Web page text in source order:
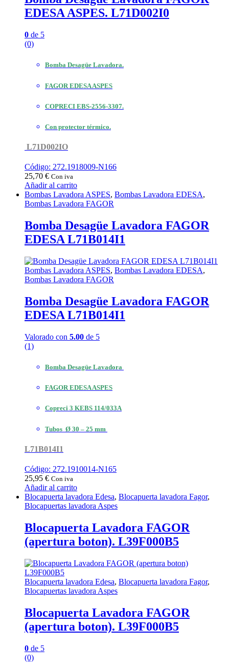
EDESA ASPES. L71D002I0
0 de 5
(0)
Bomba Desagüe Lavadora.
FAGOR EDESA ASPES
COPRECI EBS-2556-3307.
Con protector térmico.
L71D002IO
Código: 272.1918009-N166
25,70 € Con iva
Añadir al carrito
Bombas Lavadora ASPES, Bombas Lavadora EDESA,
Bombas Lavadora FAGOR
Bomba Desagüe Lavadora FAGOR
EDESA L71B014I1
Bombas Lavadora ASPES, Bombas Lavadora EDESA,
Bombas Lavadora FAGOR
Bomba Desagüe Lavadora FAGOR
EDESA L71B014I1
Valorado con 5.00 de 5
(1)
Bomba Desagüe Lavadora
FAGOR EDESA ASPES
Copreci 3 KEBS 114/033A
Tubos Ø 30 – 25 mm
L71B014I1
Código: 272.1910014-N165
25,95 € Con iva
Añadir al carrito
Blocapuerta lavadora Edesa, Blocapuerta lavadora Fagor,
Blocapuertas lavadora Aspes
Blocapuerta Lavadora FAGOR
(apertura boton). L39F000B5
Blocapuerta lavadora Edesa, Blocapuerta lavadora Fagor,
Blocapuertas lavadora Aspes
Blocapuerta Lavadora FAGOR
(apertura boton). L39F000B5
0 de 5
(0)